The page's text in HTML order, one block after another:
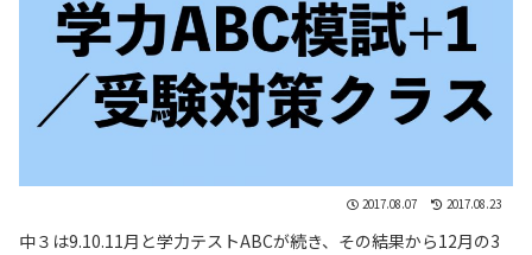
2017.08.07 2017.08.23
中３は9.10.11月と学力テストABCが続き、その結果から12月の3